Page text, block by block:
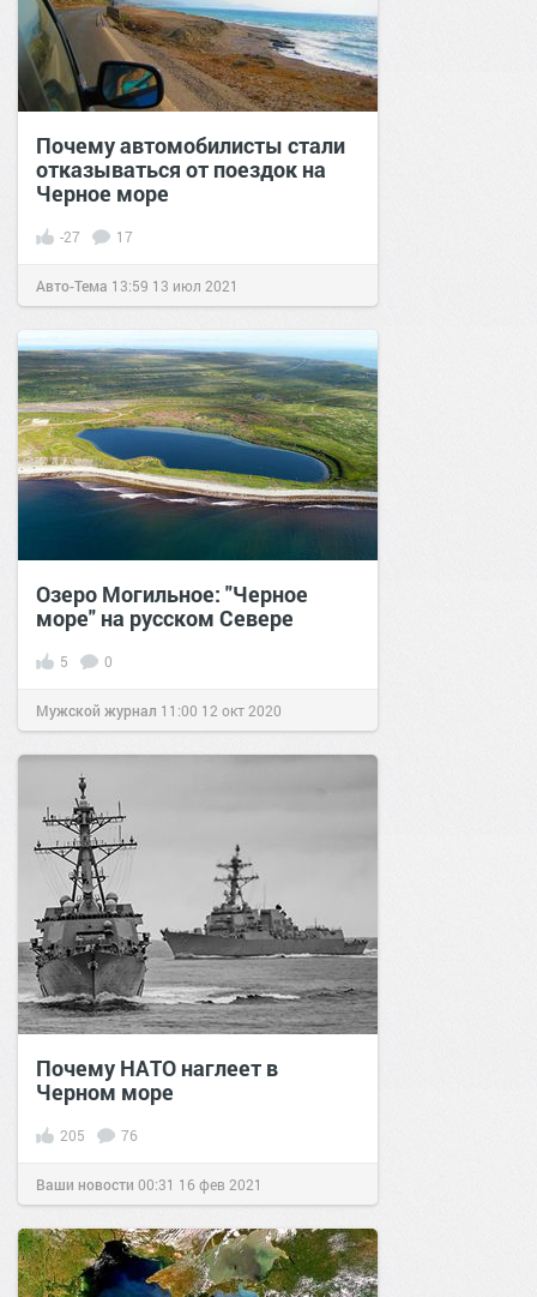
Почему автомобилисты стали
отказываться от поездок на
Черное море
-27 17
Авто-Тема 13:59 13 июл 2021
Озеро Могильное: "Черное
море" на русском Севере
5 0
Мужской журнал 11:00 12 окт 2020
Почему НАТО наглеет в
Черном море
205 76
Ваши новости 00:31 16 фев 2021